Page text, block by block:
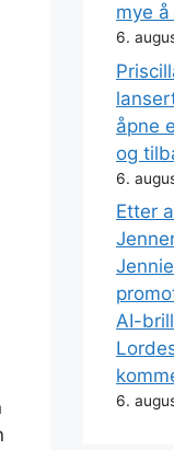
mye
6.
åpne
og
6.
Etter
AI-
6.